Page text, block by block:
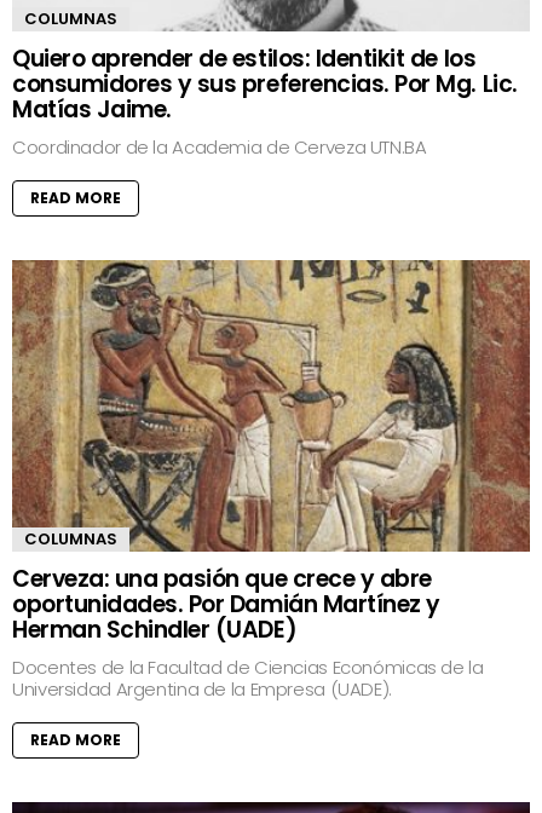
COLUMNAS
Quiero aprender de estilos: Identikit de los
consumidores y sus preferencias. Por Mg. Lic.
Matías Jaime.
Coordinador de la Academia de Cerveza UTN.BA
READ MORE
COLUMNAS
Cerveza: una pasión que crece y abre
oportunidades. Por Damián Martínez y
Herman Schindler (UADE)
Docentes de la Facultad de Ciencias Económicas de la
Universidad Argentina de la Empresa (UADE).
READ MORE